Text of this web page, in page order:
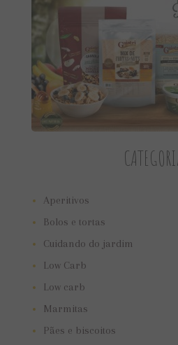
Aperitivos
Bolos e tortas
Cuidando do jardim
Low Carb
Low carb
Marmitas
Pães e biscoitos